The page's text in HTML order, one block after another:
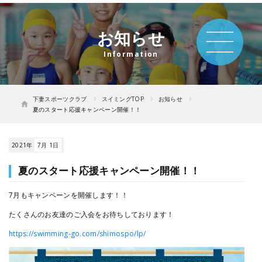
お知らせ
下妻スポーツクラブ スイミングTOP
お知らせ
夏のスタート応援キャンペーン開催！！
2021年 7月 1日
夏のスタート応援キャンペーン開催！！
7月もキャンペーンを開催します！！
たくさんのお友達のご入会をお待ちしております！
https://swimming-go.com/shimospo/lp/